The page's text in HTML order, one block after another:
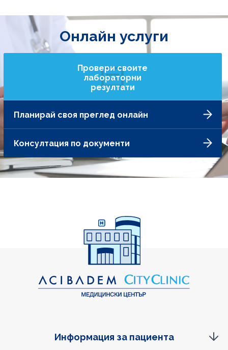
Онлайн услуги
Провери своите
лабораторни
резултати
Планирай своя преглед онлайн
Консултация по документи
Информация за пациента